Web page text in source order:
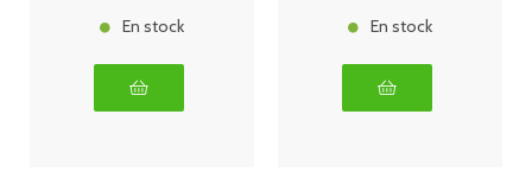
En stock En stock